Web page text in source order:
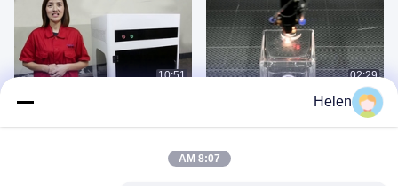
02:29
برش ماشین کار ویدیو PEDK 6040
10:51
ماشین حکاکی لیزری کریستال کامل 3D
Helen
8:07 AM